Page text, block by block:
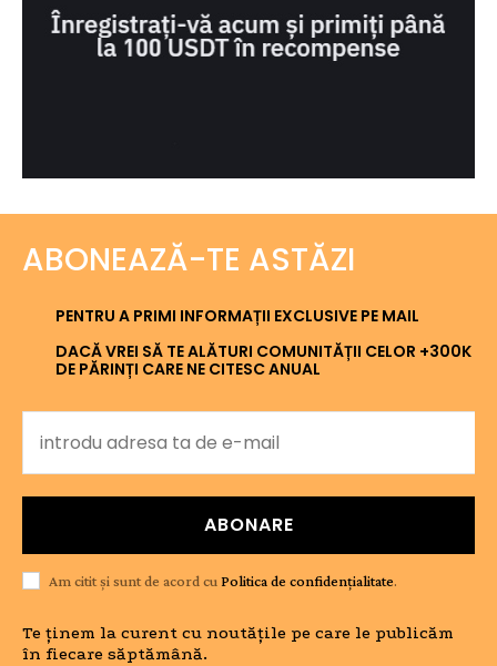
ABONEAZĂ-TE ASTĂZI
PENTRU A PRIMI INFORMAȚII EXCLUSIVE PE MAIL
DACĂ VREI SĂ TE ALĂTURI COMUNITĂȚII CELOR +300K
DE PĂRINȚI CARE NE CITESC ANUAL
ABONARE
Am citit și sunt de acord cu Politica de confidențialitate.
Te ținem la curent cu noutățile pe care le publicăm
în fiecare săptămână.